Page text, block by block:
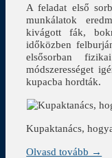
A feladat első
munkálatok
kivágott fák,
időközben
elsősorban
módszerességet
kupacba hordták.
Kupaktanács,
Olvasd tovább →